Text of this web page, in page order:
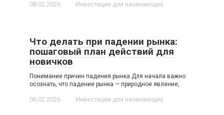
08.02.2026 Инвестиции для начинающих
Что делать при падении рынка:
пошаговый план действий для
новичков
Понимание причин падения рынка Для начала важно
осознать, что падение рынка — природное явление,
06.02.2026 Инвестиции для начинающих